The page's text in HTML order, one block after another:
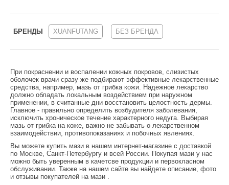
БРЕНДЫ XUANFUTANG БЕЗ БРЕНДА
При покраснении и воспалении кожных покровов, слизистых
оболочек врачи сразу же подбирают эффективные лекарственные
средства, например, мазь от грибка кожи. Надежное лекарство
должно обладать локальным воздействием при наружном
применении, в считанные дни восстановить целостность дермы.
Главное - правильно определить возбудителя заболевания,
исключить хроническое течение характерного недуга. Выбирая
мазь от грибка на коже, важно не забывать о лекарственном
взаимодействии, противопоказаниях и побочных явлениях.
Вы можете купить мази в нашем интернет-магазине с доставкой
по Москве, Санкт-Петербургу и всей России. Покупая мази у нас
можно быть уверенным в качетсве продукции и первокласном
обслуживании. Также на нашем сайте вы найдете описание, фото
и отзывы покупателей на мази .